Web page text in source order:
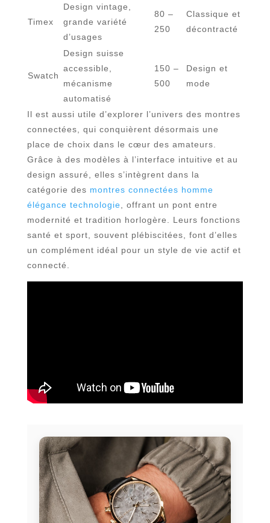
Timex
Design vintage,
grande variété
d’usages
80 –
250
Classique et
décontracté
Swatch
Design suisse
accessible,
mécanisme
automatisé
150 –
500
Design et
mode
Il est aussi utile d’explorer l’univers des montres
connectées, qui conquièrent désormais une
place de choix dans le cœur des amateurs.
Grâce à des modèles à l’interface intuitive et au
design assuré, elles s’intègrent dans la
catégorie des montres connectées homme
élégance technologie , offrant un pont entre
modernité et tradition horlogère. Leurs fonctions
santé et sport, souvent plébiscitées, font d’elles
un complément idéal pour un style de vie actif et
connecté.